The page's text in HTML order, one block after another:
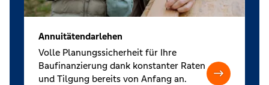
Annuitätendarlehen
Volle Planungssicherheit für Ihre
Baufinanzierung dank konstanter Raten
und Tilgung bereits von Anfang an.